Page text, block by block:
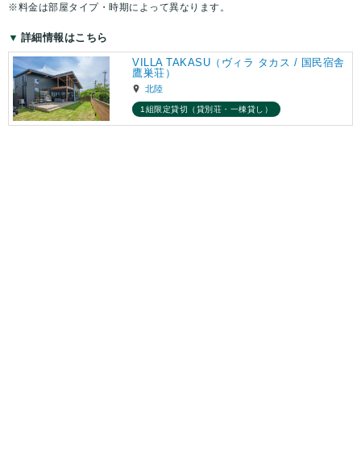
※料金は部屋タイプ・時期によって異なります。
詳細情報はこちら
VILLA TAKASU（ヴィラ タカス / 国民宿舎
鷹巣荘）
北陸
1組限定貸切（貸別荘・一棟貸し）